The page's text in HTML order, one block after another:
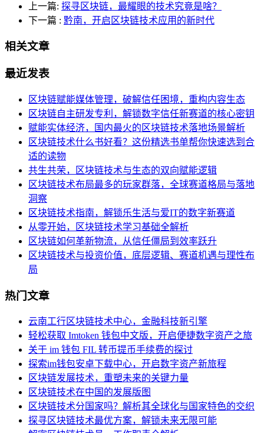
上一篇: 探寻区块链，最耀眼的技术究竟是啥？
下一篇 : 黔南，开启区块链技术应用的新时代
相关文章
最近发表
区块链赋能媒体管理，破解信任困境，重构内容生态
区块链自主研发专利，解锁数字信任新赛道的核心密钥
赋能实体经济，国内最火的区块链技术落地场景解析
区块链技术什么书好看？这份精选书单帮你快速选到合
适的读物
共生共荣，区块链技术与生态的双向赋能逻辑
区块链技术布局最多的玩家群落，全球赛道格局与落地
洞察
区块链技术指南，解锁乐生活与爱IT的数字新赛道
从零开始，区块链技术学习基础全解析
区块链如何革新物流，从信任僵局到效率跃升
区块链技术与投资价值，底层逻辑、赛道机遇与理性布
局
热门文章
云南工行区块链技术中心，金融科技新引擎
轻松获取 Imtoken 钱包中文版，开启便捷数字资产之旅
关于 im 钱包 FIL 转币提币手续费的探讨
探索im钱包安卓下载中心，开启数字资产新旅程
区块链发展技术，重塑未来的关键力量
区块链技术在中国的发展版图
区块链技术分国家吗？解析其全球化与国家特色的交织
探寻区块链技术最优方案，解锁未来无限可能